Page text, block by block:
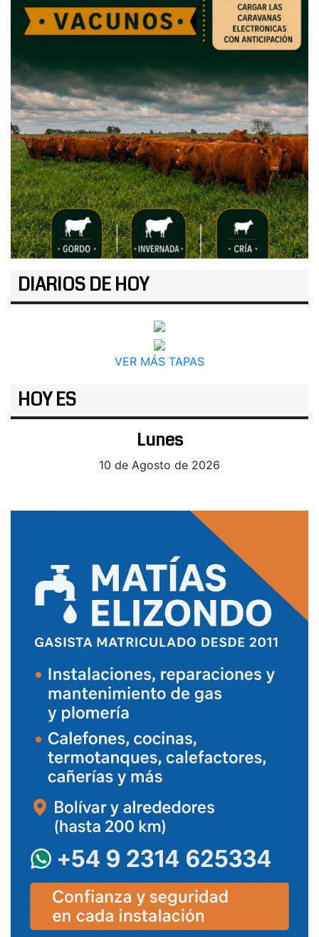
DIARIOS DE HOY
VER MÁS TAPAS
HOY ES
Lunes
10 de Agosto de 2026